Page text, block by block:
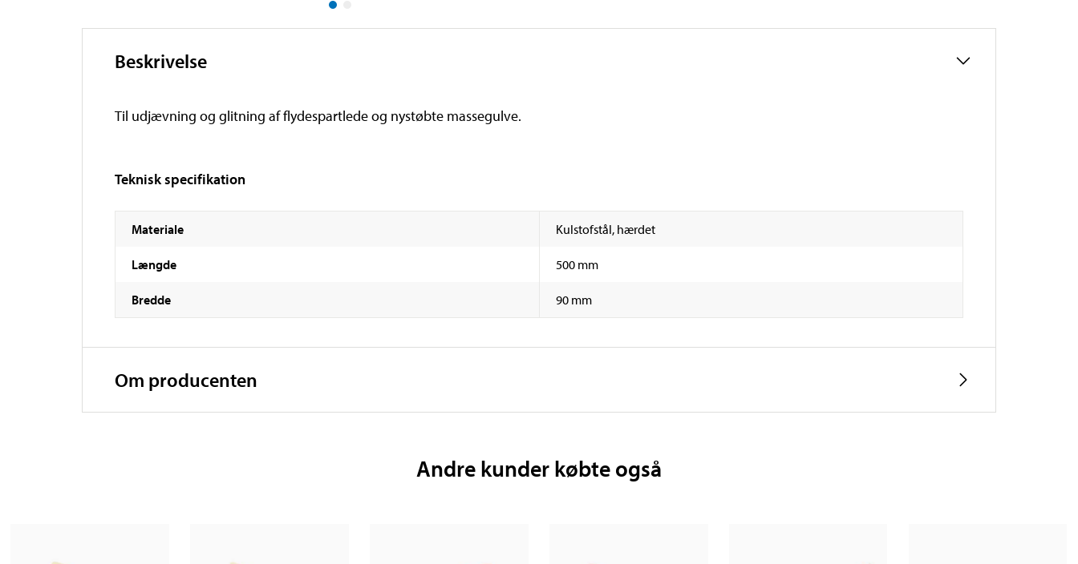
Beskrivelse
Til udjævning og glitning af flydespartlede og nystøbte massegulve.
Teknisk specifikation
Materiale Kulstofstål, hærdet
Længde 500 mm
Bredde 90 mm
Om producenten
Andre kunder købte også